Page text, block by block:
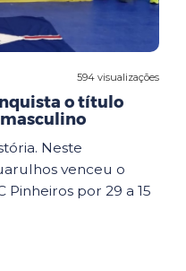
594 visualizações
o título
Neste
venceu o
Pinheiros por 29 a 15